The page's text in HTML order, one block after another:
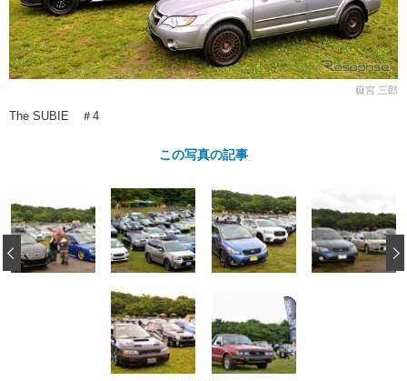
鈑金・塗装
ヘッドライト磨き コーティング
フィルム・ラッピング
小キズ直し 防錆
特集記事
ストップ 不具合修理＆粗悪修理
カーメーカー「旧車」関連プロジェ
クト
コラム
ショップ紹介
嶽宮 三郎
The SUBIE ＃4
この写真の記事
‹